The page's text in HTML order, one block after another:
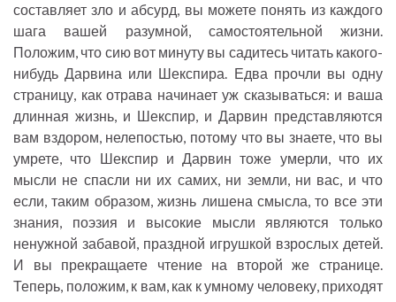
составляет зло и абсурд, вы можете понять из каждого
шага вашей разумной, самостоятельной жизни.
Положим, что сию вот минуту вы садитесь читать какого-
нибудь Дарвина или Шекспира. Едва прочли вы одну
страницу, как отрава начинает уж сказываться: и ваша
длинная жизнь, и Шекспир, и Дарвин представляются
вам вздором, нелепостью, потому что вы знаете, что вы
умрете, что Шекспир и Дарвин тоже умерли, что их
мысли не спасли ни их самих, ни земли, ни вас, и что
если, таким образом, жизнь лишена смысла, то все эти
знания, поэзия и высокие мысли являются только
ненужной забавой, праздной игрушкой взрослых детей.
И вы прекращаете чтение на второй же странице.
Теперь, положим, к вам, как к умному человеку, приходят